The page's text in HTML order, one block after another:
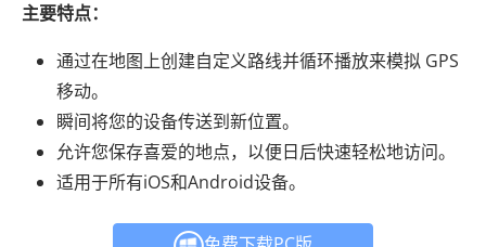
主要特点：
通过在地图上创建自定义路线并循环播放来模拟 GPS
移动。
瞬间将您的设备传送到新位置。
允许您保存喜爱的地点，以便日后快速轻松地访问。
适用于所有iOS和Android设备。